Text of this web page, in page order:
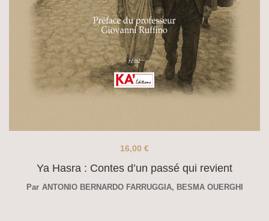
Ya Hasra : Contes d’un passé qui revient
16,00 €
Par ANTONIO BERNARDO FARRUGGIA, BESMA OUERGHI